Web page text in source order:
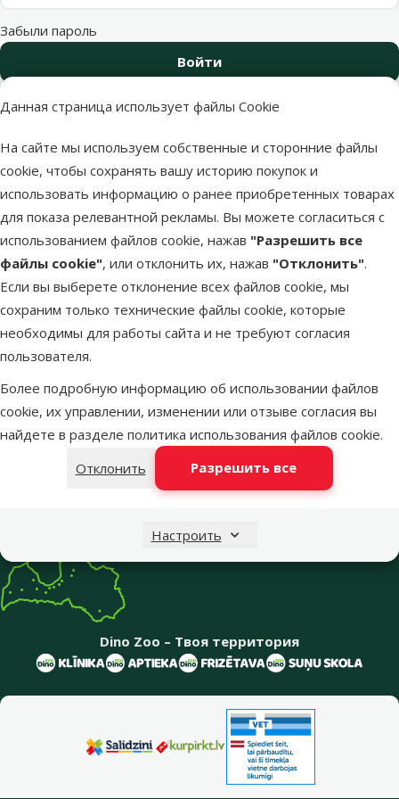
Данная страница использует файлы Cookie
На сайте мы используем собственные и сторонние файлы
cookie, чтобы сохранять вашу историю покупок и
использовать информацию о ранее приобретенных товарах
для показа релевантной рекламы. Вы можете согласиться с
использованием файлов cookie, нажав "Разрешить все
файлы cookie", или отклонить их, нажав "Отклонить".
Если вы выберете отклонение всех файлов cookie, мы
сохраним только технические файлы cookie, которые
необходимы для работы сайта и не требуют согласия
пользователя.
Более подробную информацию об использовании файлов
cookie, их управлении, изменении или отзыве согласия вы
найдете в разделе политика использования файлов cookie.
Отклонить
Разрешить все
Настроить
Забыли пароль
Войти
на свой первый заказ.
Регистрация
Напиши нам
eveikals@dinozoo.lv
Звони – 26 100 502
Пн.–Пт. 9:00 – 17:00
Открыть чат один из наших магазинов
Меню в футере
Интернет-магазин
Информация о компании
Dino Zoo – Твоя территория